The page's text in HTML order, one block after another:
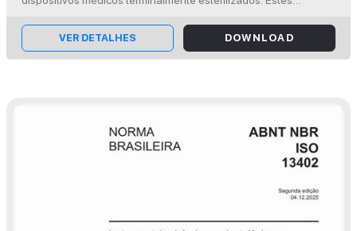
Aplicação do gerenciamento de riscos
sistemas de barreira estéril pré-formados...
VER DETALHES DOWNLOAD